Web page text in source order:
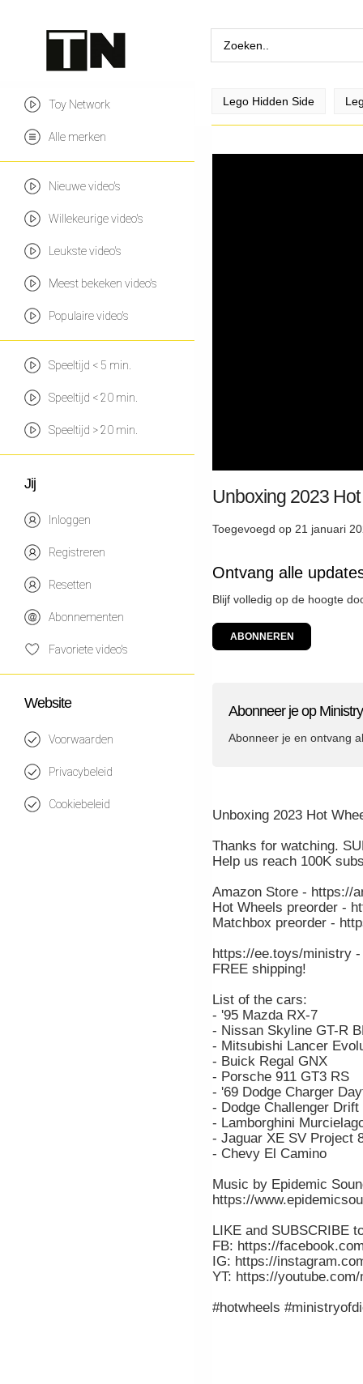
Toy Network
Alle merken
Nieuwe video's
Willekeurige video's
Leukste video's
Meest bekeken video's
Populaire video's
Speeltijd < 5 min.
Speeltijd < 20 min.
Speeltijd > 20 min.
Jij
Inloggen
Registreren
Resetten
Abonnementen
Favoriete video's
Website
Voorwaarden
Privacybeleid
Cookiebeleid
Lego Hidden Side
Unboxing 2023
Toegevoegd op 21 januari
Ontvang alle
Blijf volledig op de hoogte
ABONNEREN
Abonneer je op
Abonneer je en ontvang
Unboxing 2023 Hot
Thanks for watching.
Help us reach 100K
Amazon Store - https://
Hot Wheels preorder -
Matchbox preorder -
https://ee.toys/ministry
FREE shipping!
List of the cars:
- '95 Mazda RX-7
- Nissan Skyline GT-R
- Mitsubishi Lancer
- Buick Regal GNX
- Porsche 911 GT3 RS
- '69 Dodge Charger
- Dodge Challenger Drift
- Lamborghini
- Jaguar XE SV Project
- Chevy El Camino
Music by Epidemic
https://
LIKE and SUBSCRIBE
FB: https://
IG: https://
YT: https://
#hotwheels